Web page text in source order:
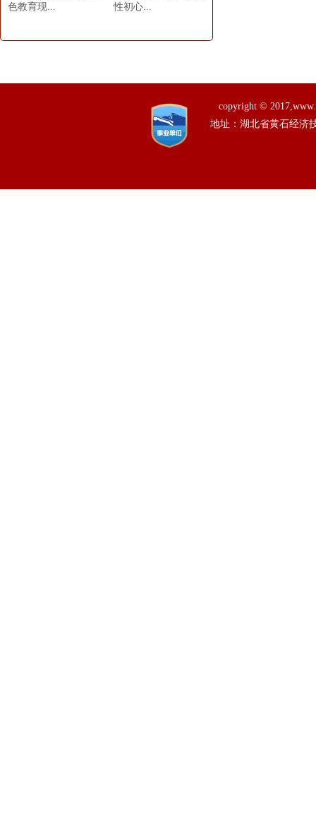
色教育现...
性初心...
copyright ©
地址：湖北省黄石经济